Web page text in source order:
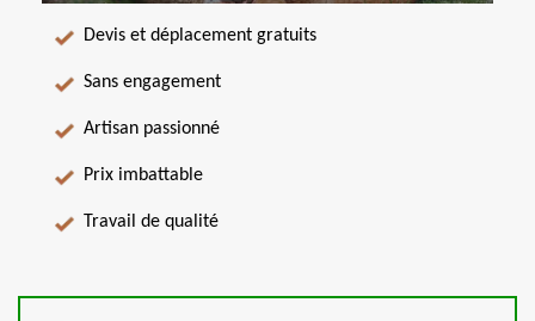
Devis et déplacement gratuits
Sans engagement
Artisan passionné
Prix imbattable
Travail de qualité